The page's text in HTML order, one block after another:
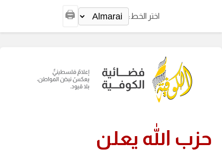
اختر الخط: 🖨️
حزب الله يعلن